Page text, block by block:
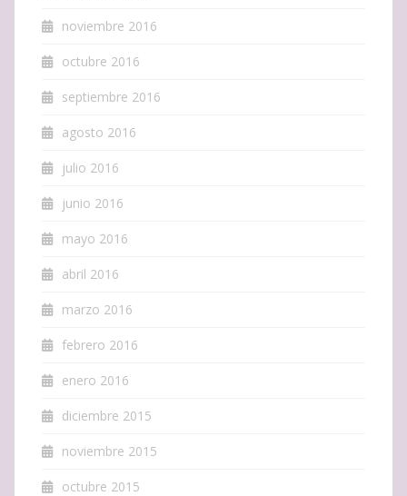
noviembre 2016
octubre 2016
septiembre 2016
agosto 2016
julio 2016
junio 2016
mayo 2016
abril 2016
marzo 2016
febrero 2016
enero 2016
diciembre 2015
noviembre 2015
octubre 2015